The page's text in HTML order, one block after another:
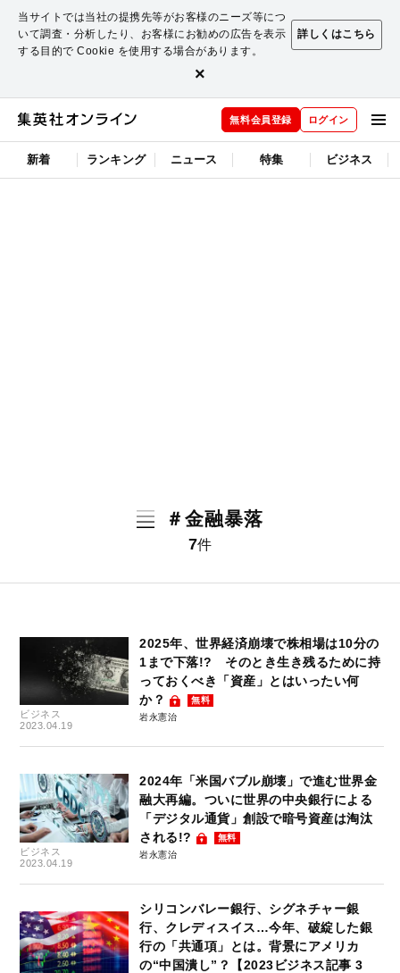
当サイトでは当社の提携先等がお客様のニーズ等につ
いて調査・分析したり、お客様にお勧めの広告を表示
する目的で Cookie を使用する場合があります。
詳しくはこちら
×
無料会員登録 ログイン
新着 ランキング ニュース 特集 ビジネス
＃金融暴落
7件
ビジネス
2023.04.19
2025年、世界経済崩壊で株相場は10分の
1まで下落!? そのとき生き残るために持
っておくべき「資産」とはいったい何
か？
無料
岩永憲治
ビジネス
2023.04.19
2024年「米国バブル崩壊」で進む世界金
融大再編。ついに世界の中央銀行による
「デジタル通貨」創設で暗号資産は淘汰
される!?
無料
岩永憲治
シリコンバレー銀行、シグネチャー銀
行、クレディスイス…今年、破綻した銀
行の「共通項」とは。背景にアメリカ
の“中国潰し”？【2023ビジネス記事 3